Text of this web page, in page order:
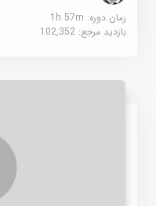
زمان دوره: 1h 57m
بازدید مرجع:102,352